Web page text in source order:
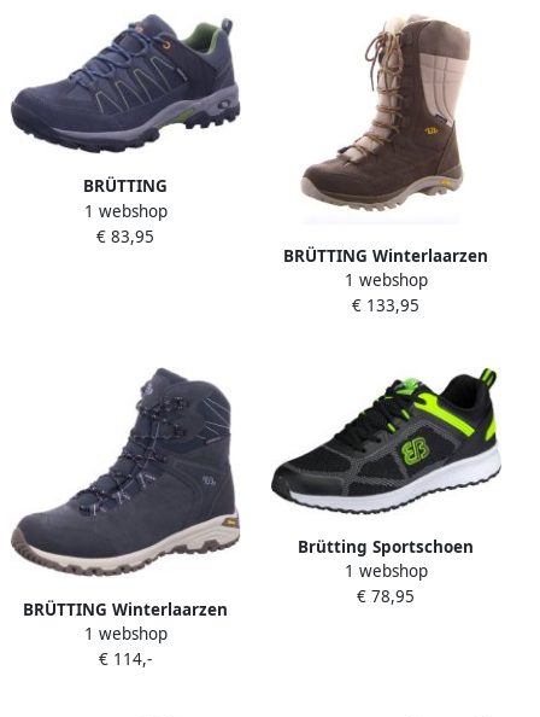
BRÜTTING
Outdoorschoenen
Outdoorschoen Mount
1 webshop
€ 83,95
BRÜTTING Winterlaarzen
Winterboot Milla
1 webshop
€ 133,95
BRÜTTING Winterlaarzen
Winterlaars Tormenta
1 webshop
€ 114,-
Brütting Sportschoen
1 webshop
€ 78,95